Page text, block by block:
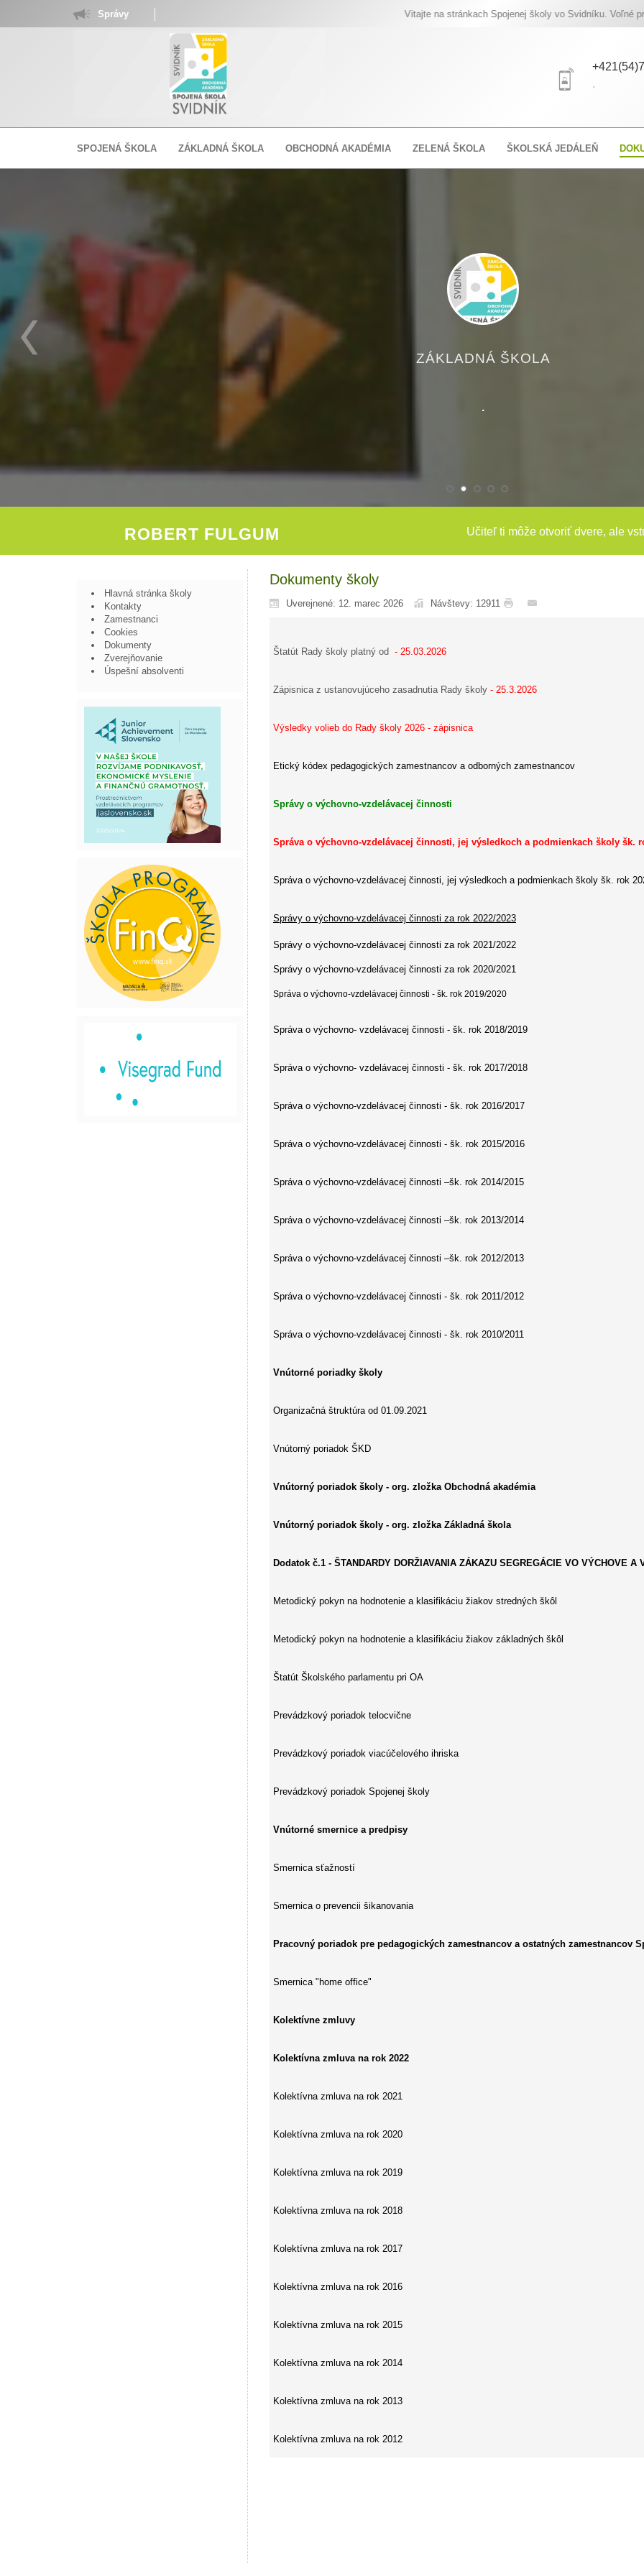
Správy Vitajte na stránkach Spojenej školy vo Svidníku. Voľné pracovné
.
SPOJENÁ ŠKOLA ZÁKLADNÁ ŠKOLA OBCHODNÁ AKADÉMIA ZELENÁ ŠKOLA ŠKOLSKÁ JEDÁLEŇ
ZÁKLADNÁ ŠKOLA
.
ROBERT FULGUM Učiteľ ti môže otvoriť dvere, ale
Hlavná stránka školy
Kontakty
Zamestnanci
Cookies
Dokumenty
Zverejňovanie
Úspešní absolventi
Dokumenty školy
Uverejnené: 12. marec 2026 Návštevy: 12911
Štatút Rady školy platný od - 25.03.2026
Zápisnica z ustanovujúceho zasadnutia Rady školy - 25.3.2026
Výsledky volieb do Rady školy 2026 - zápisnica
Etický kódex pedagogických zamestnancov a odborných zamestnancov
Správy o výchovno-vzdelávacej činnosti
Správa o výchovno-vzdelávacej činnosti, jej výsledkoch a podmienkach školy šk.
Správa o výchovno-vzdelávacej činnosti, jej výsledkoch a podmienkach školy šk. rok
Správy o výchovno-vzdelávacej činnosti za rok 2022/2023
Správy o výchovno-vzdelávacej činnosti za rok 2021/2022
Správy o výchovno-vzdelávacej činnosti za rok 2020/2021
Správa o výchovno-vzdelávacej činnosti - šk. rok 2019/2020
Správa o výchovno- vzdelávacej činnosti - šk. rok 2018/2019
Správa o výchovno- vzdelávacej činnosti - šk. rok 2017/2018
Správa o výchovno-vzdelávacej činnosti - šk. rok 2016/2017
Správa o výchovno-vzdelávacej činnosti - šk. rok 2015/2016
Správa o výchovno-vzdelávacej činnosti –šk. rok 2014/2015
Správa o výchovno-vzdelávacej činnosti –šk. rok 2013/2014​
Správa o výchovno-vzdelávacej činnosti –šk. rok 2012/2013
Správa o výchovno-vzdelávacej činnosti - šk. rok 2011/2012
Správa o výchovno-vzdelávacej činnosti - šk. rok 2010/2011
Vnútorné poriadky školy
Organizačná štruktúra od 01.09.2021
Vnútorný poriadok ŠKD
Vnútorný poriadok školy - org. zložka Obchodná akadémia
Vnútorný poriadok školy - org. zložka Základná škola
Dodatok č.1 - ŠTANDARDY DORŽIAVANIA ZÁKAZU SEGREGÁCIE VO VÝCHOVE A
Metodický pokyn na hodnotenie a klasifikáciu žiakov stredných škôl
Metodický pokyn na hodnotenie a klasifikáciu žiakov základných škôl
Štatút Školského parlamentu pri OA
Prevádzkový poriadok telocvične
Prevádzkový poriadok viacúčelového ihriska
Prevádzkový poriadok Spojenej školy
Vnútorné smernice a predpisy
Smernica sťažností
Smernica o prevencii šikanovania
Pracovný poriadok pre pedagogických zamestnancov a ostatných zamestnancov
Smernica "home office"
Kolektívne zmluvy
Kolektívna zmluva na rok 2022
Kolektívna zmluva na rok 2021
Kolektívna zmluva na rok 2020
Kolektívna zmluva na rok 2019
Kolektívna zmluva na rok 2018
Kolektívna zmluva na rok 2017
Kolektívna zmluva na rok 2016
Kolektívna zmluva na rok 2015
Kolektívna zmluva na rok 2014
Kolektívna zmluva na rok 2013
Kolektívna zmluva na rok 2012